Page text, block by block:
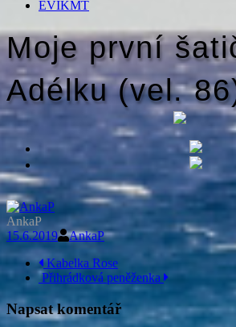
EVIKMT
Moje první
Adélku (vel.
AnkaP
15.6.2019
AnkaP
Navigace
příspěvku
Kabelka Rose
Přihrádková peněženka
Napsat komentář